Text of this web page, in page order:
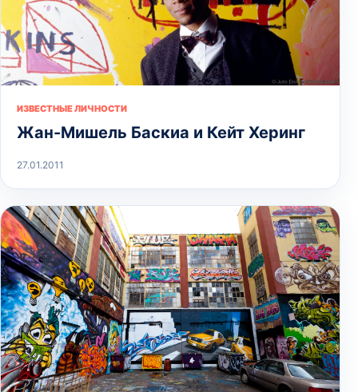
ИЗВЕСТНЫЕ ЛИЧНОСТИ
Жан-Мишель Баскиа и Кейт Херинг
27.01.2011